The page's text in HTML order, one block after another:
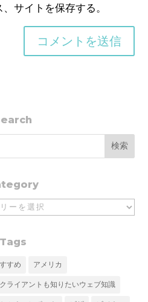
サイトを保存する。
Tags
すめ アメリカ
クライアントも知りたいウェブ知識